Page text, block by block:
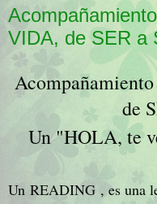
VIDA, de SER a
de
Un "HOLA, te
Un READING , es una